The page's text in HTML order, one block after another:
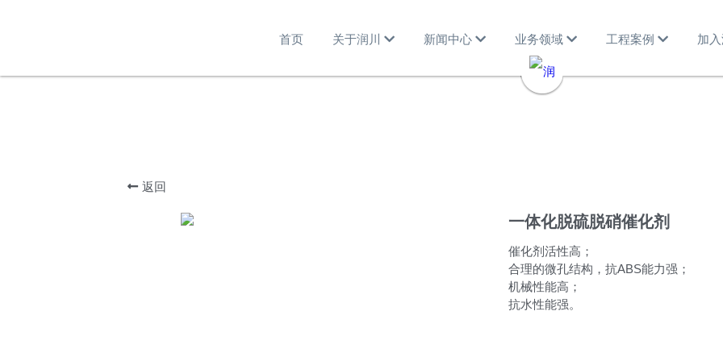
首页 关于润川 新闻中心 业务领域 工程案例 加
返回
一体化脱硫脱硝催化剂
催化剂活性高；
合理的微孔结构，抗ABS能力强；
机械性能高；
抗水性能强。